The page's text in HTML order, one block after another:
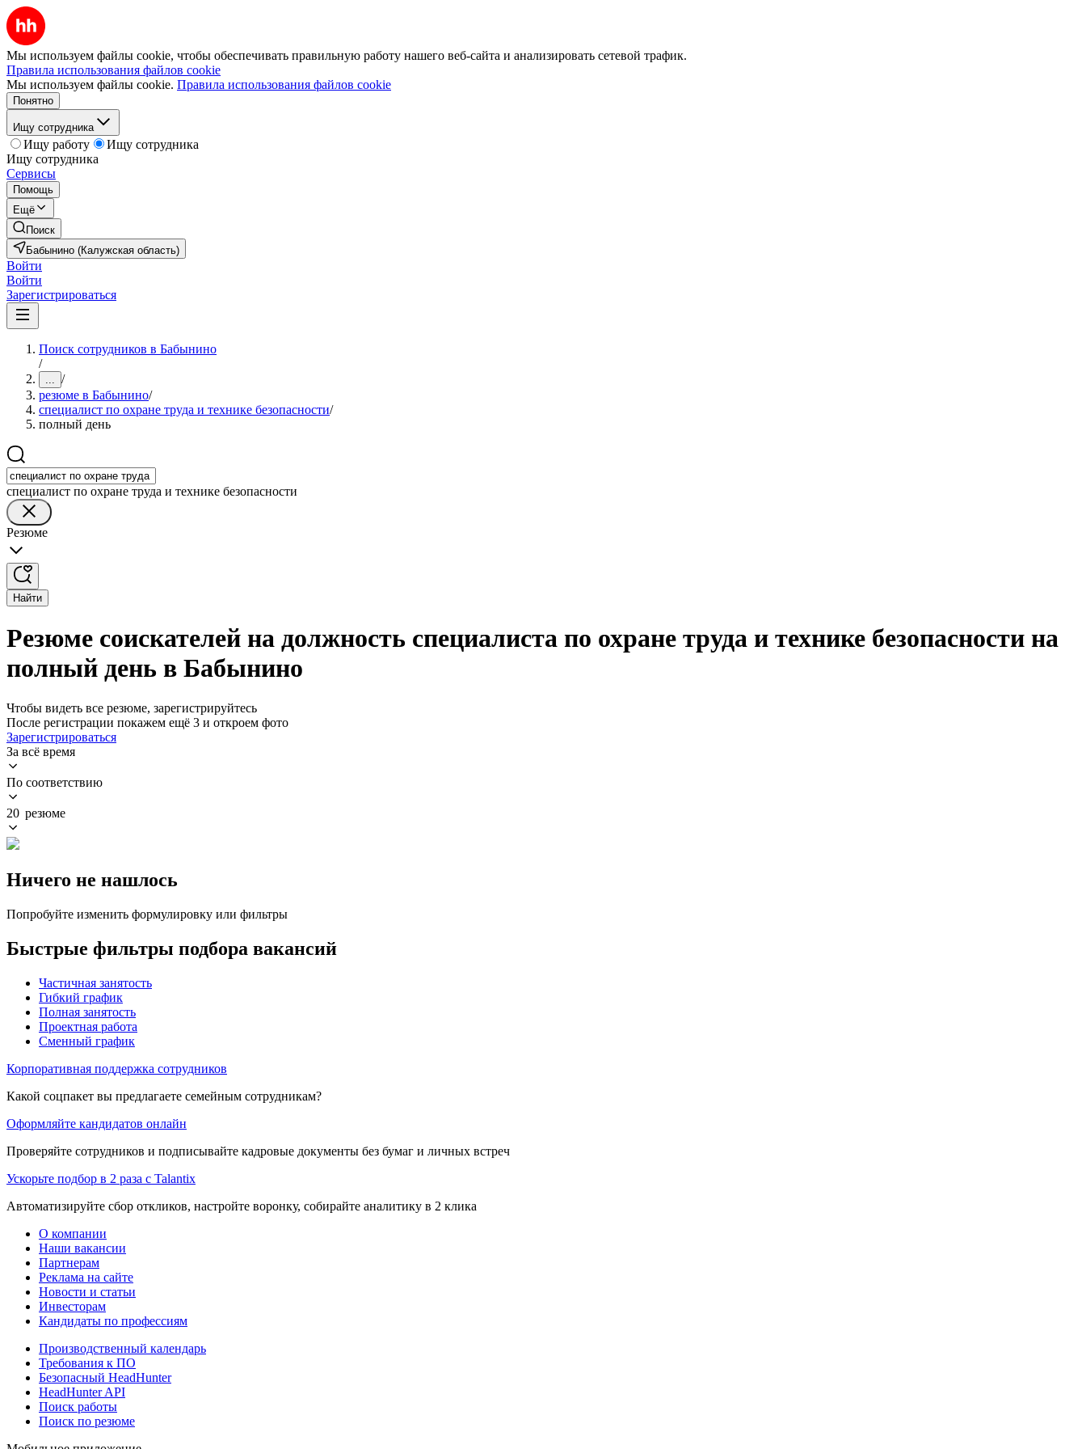
Мы используем файлы cookie, чтобы обеспечивать правильную работу нашего веб-сайта и анализировать сетевой трафик.
Правила использования файлов cookie
Мы используем файлы cookie. Правила использования файлов cookie
Понятно
Ищу сотрудника
Ищу работу
Ищу сотрудника
Ищу сотрудника
Сервисы
Помощь
Ещё
Поиск
Бабынино (Калужская область)
Войти
Войти
Зарегистрироваться
Поиск сотрудников в Бабынино
/
... /
резюме в Бабынино/
специалист по охране труда и технике безопасности/
полный день
специалист по охране труда и технике безопасности
Резюме
Найти
Резюме соискателей на должность специалиста по охране труда и технике безопасности на
полный день в Бабынино
Чтобы видеть все резюме, зарегистрируйтесь
После регистрации покажем ещё 3 и откроем фото
Зарегистрироваться
За всё время
По соответствию
20 резюме
Ничего не нашлось
Попробуйте изменить формулировку или фильтры
Быстрые фильтры подбора вакансий
Частичная занятость
Гибкий график
Полная занятость
Проектная работа
Сменный график
Корпоративная поддержка сотрудников
Какой соцпакет вы предлагаете семейным сотрудникам?
Оформляйте кандидатов онлайн
Проверяйте сотрудников и подписывайте кадровые документы без бумаг и личных встреч
Ускорьте подбор в 2 раза с Talantix
Автоматизируйте сбор откликов, настройте воронку, собирайте аналитику в 2 клика
О компании
Наши вакансии
Партнерам
Реклама на сайте
Новости и статьи
Инвесторам
Кандидаты по профессиям
Производственный календарь
Требования к ПО
Безопасный HeadHunter
HeadHunter API
Поиск работы
Поиск по резюме